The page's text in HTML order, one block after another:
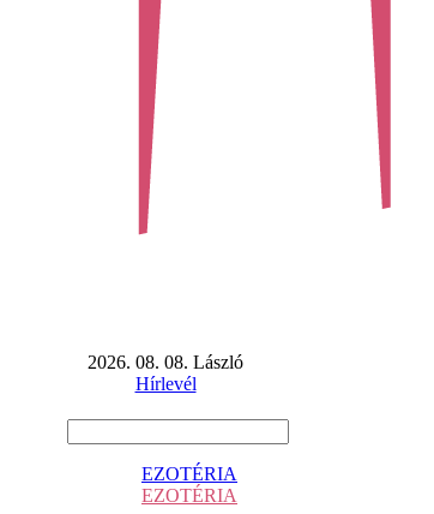
2026. 08. 08. László
Hírlevél
EZOTÉRIA
EZOTÉRIA